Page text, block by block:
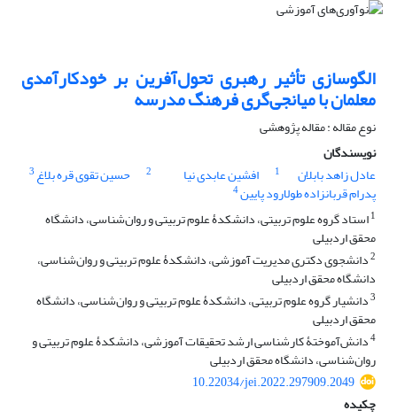
الگو‌سازی تأثیر رهبری تحول‌آفرین بر خودکارآمدی
معلمان با میانجی‌گری فرهنگ مدرسه
نوع مقاله : مقاله پژوهشی
نویسندگان
عادل زاهد بابلان
1 افشین عابدی نیا 2 حسین تقوی قره بلاغ 3
پدرام قربانزاده طولارود پایین4
1استاد گروه علوم تربیتی، دانشکدۀ علوم تربیتی و روان‌شناسی، دانشگاه
محقق اردبیلی
2دانشجوی دکتری مدیریت آموزشی، دانشکدۀ علوم تربیتی و روان‌شناسی،
دانشگاه محقق اردبیلی
3دانشیار گروه علوم تربیتی، دانشکدۀ علوم تربیتی و روان‌شناسی، دانشگاه
محقق اردبیلی
4دانش‌آموختۀ کارشناسی ارشد تحقیقات آموزشی، دانشکدۀ علوم تربیتی و
روان‌شناسی، دانشگاه محقق اردبیلی
10.22034/jei.2022.297909.2049
چکیده